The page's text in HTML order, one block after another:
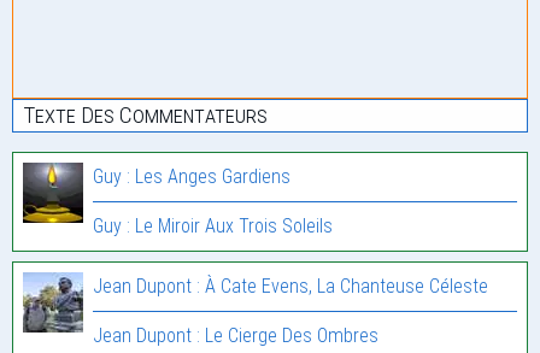
Texte Des Commentateurs
Guy : Les Anges Gardiens
Guy : Le Miroir Aux Trois Soleils
Jean Dupont : À Cate Evens, La Chanteuse Céleste
Jean Dupont : Le Cierge Des Ombres